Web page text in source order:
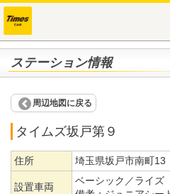
ステーション情報
周辺地図に戻る
タイムズ坂戸第９
住所 埼玉県坂戸市南町13
設置車両
ベーシック／ライズ